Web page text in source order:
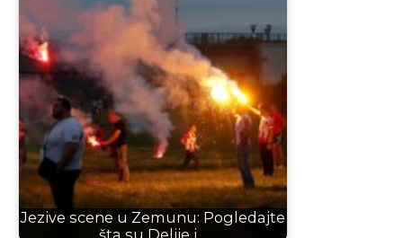
Jezive scene u Zemunu: Pogledajte